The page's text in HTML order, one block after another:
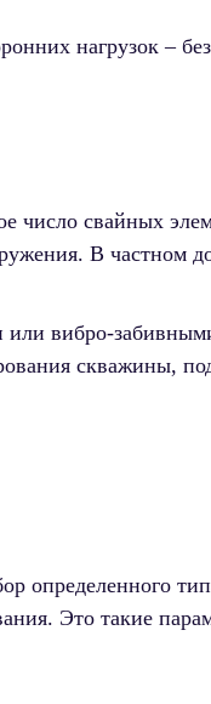
нагрузок –
число свайных
В частном
вибро-
скважины,
определенного
Это такие